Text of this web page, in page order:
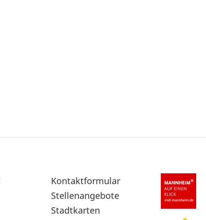
Sekundärnavigation
im
Fußbereich
Kontaktformular
Stellenangebote
Stadtkarten